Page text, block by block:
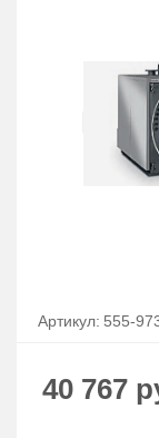
Артикул: 555-
40 767